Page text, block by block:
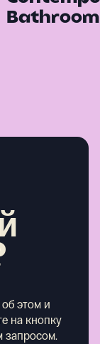
этом и
на кнопку
запросом.